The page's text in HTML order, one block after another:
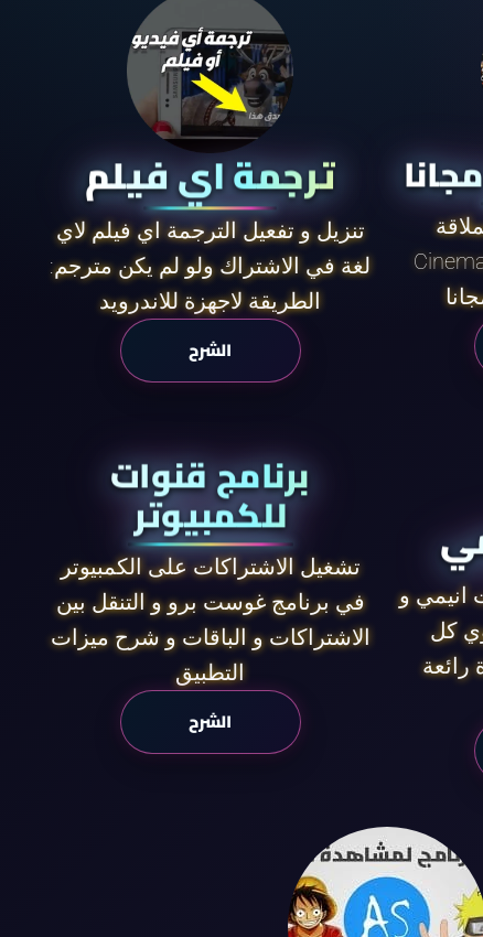
ترجمة اي فيلم
تنزيل و تفعيل الترجمة اي فيلم لاي
لغة في الاشتراك ولو لم يكن مترجم:
الطريقة لاجهزة للاندرويد
الشرح
برنامج قنوات
للكمبيوتر
تشغيل الاشتراكات على الكمبيوتر
في برنامج غوست برو و التنقل بين
الاشتراكات و الباقات و شرح ميزات
التطبيق
الشرح
انيمي و
كل
رائعة